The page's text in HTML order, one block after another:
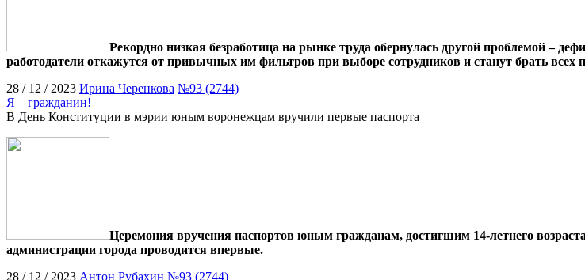
Рекордно низкая безработица на рынке труда обернулась другой проблемой –
работодатели откажутся от привычных им фильтров при выборе сотрудников и станут брать всех
28 / 12 / 2023 Ирина Черенкова №93 (2744)
Я – гражданин!
В День Конституции в мэрии юным воронежцам вручили первые паспорта
Церемония вручения паспортов юным гражданам, достигшим 14-летнего
администрации города проводится впервые.
28 / 12 / 2023 Антон Рубахин №93 (2744)